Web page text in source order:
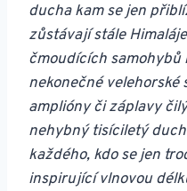
ducha kam se jen
zůstávají stále
čmoudících
nekonečné
amplióny či záplavy
nehybný tisíciletý
každého, kdo se jen
inspirující vlnovou